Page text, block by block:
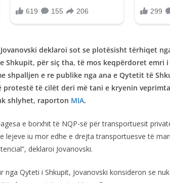
deklaroi sot se plotësisht tërhiqet
Shkupit, për siç tha, të mos keqpërdoret emri
shpalljen e re publike nga ana e Qytetit të
protestë të cilët deri më tani e kryenin
shlyhet, raporton MIA.
e borxhit të NQP-së për transportuesit
lejeve iu mor edhe e drejta transportuesve të
deklaroi Jovanovski.
nga Qyteti i Shkupit, Jovanovski konsideron se